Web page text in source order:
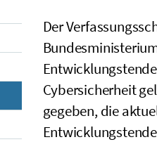
Der
Cybersicherheit
gegeben, die